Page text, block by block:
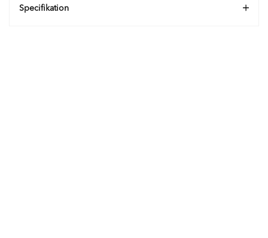
Specifikation